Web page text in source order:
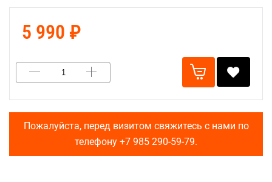
5 990 ₽
Пожалуйста, перед визитом свяжитесь с нами по
телефону +7 985 290-59-79.